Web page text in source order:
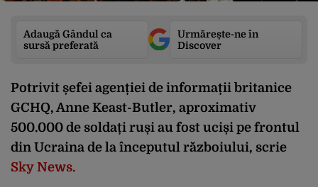
Adaugă Gândul ca
sursă preferată
Urmărește-ne în
Discover
Potrivit șefei agenției de informații britanice
GCHQ, Anne Keast-Butler, aproximativ
500.000 de soldați ruși au fost uciși pe frontul
din Ucraina de la începutul războiului, scrie
Sky News.